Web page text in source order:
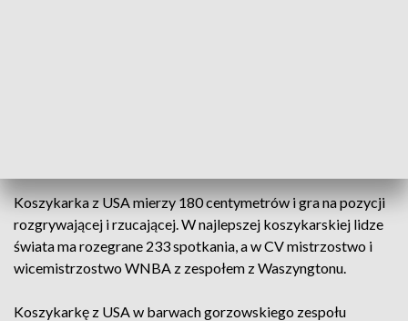
Koszykarka z USA mierzy 180 centymetrów i gra na pozycji
rozgrywającej i rzucającej. W najlepszej koszykarskiej lidze
świata ma rozegrane 233 spotkania, a w CV mistrzostwo i
wicemistrzostwo WNBA z zespołem z Waszyngtonu.
Koszykarkę z USA w barwach gorzowskiego zespołu